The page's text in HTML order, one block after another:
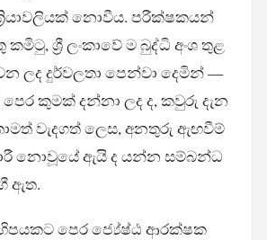
නොවීය. පරීක්ෂකයන්
ශ්‍රී ලංකාවේ ම බුද්ධි අංශ තුළ
ලද දුර්වලතා පෙන්වා දෙමින් —
කුමක් දන්නා ලද ද, කවුරු දැන
වැදගත් ලෙස, අනතුරු ඇඟවීම්
නොවූයේ ඇයි ද යන්න සම්බන්ධ
ඇත.
පෙර ජ්‍යේෂ්ඨ ආරක්ෂක